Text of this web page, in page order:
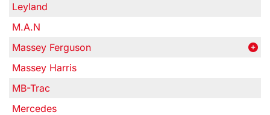
Leyland
M.A.N
Massey Ferguson
Massey Harris
MB-Trac
Mercedes